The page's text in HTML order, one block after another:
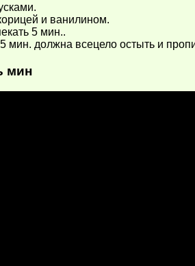
и ванилином.
5 мин..
мин. должна всецело остыть и
мин